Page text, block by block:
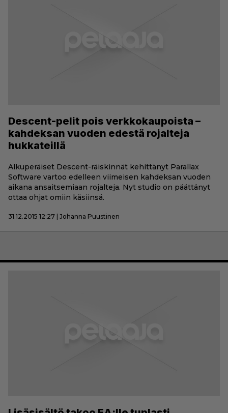
Descent-pelit pois verkkokaupoista –
kahdeksan vuoden edestä rojalteja
hukkateillä
Alkuperäiset Descent-räiskinnät kehittänyt Parallax
Software vartoo edelleen viimeisen kahdeksan vuoden
aikana ansaitsemiaan rojalteja. Nyt studio on päättänyt
ottaa ohjat omiin käsiinsä.
31.12.2015 12:27 | Johanna Puustinen